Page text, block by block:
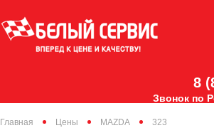
8
Звонок по
Главная Цены MAZDA 323